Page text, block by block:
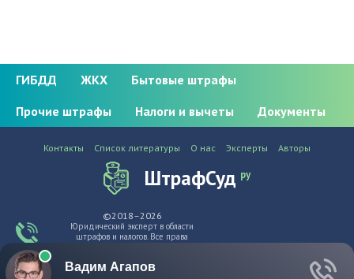
ГИБДД ЖКХ
Бытовые штрафы
Прочие штрафы
Налоги и вычеты Документы
ШтрафСуд ру
Контакты Список литературы О нас Эксперты Авторы
©2018–2026
Юридический эксперт в области
штрафов и налогов. Все права